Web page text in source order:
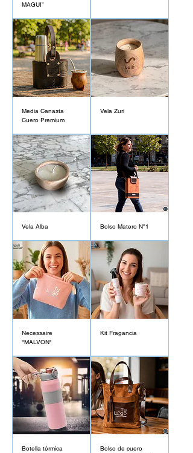
MAGUI”
Media Canasta
Cuero Premium
Vela Zuri
Vela Alba Bolso Matero Nº1
Necessaire
"MALVON"
Kit Fragancia
Botella térmica
Bolso de cuero